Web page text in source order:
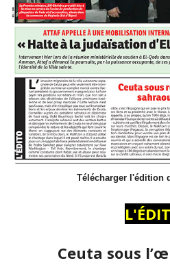
Télécharger l'édition
Ceuta sous